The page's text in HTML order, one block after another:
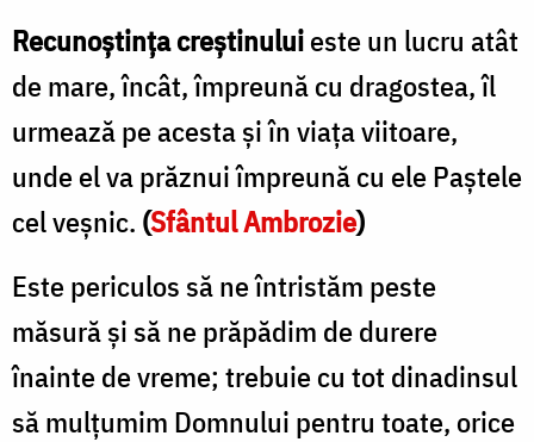
Recunoştinţa creştinuluieste un lucru atât
de mare, încât, împreună cu dragostea, îl
urmează pe acesta şi în viaţa viitoare,
unde el va prăznui împreună cu ele Paştele
cel veşnic. (Sfântul Ambrozie)
Este periculos să ne întristăm peste
măsură şi să ne prăpădim de durere
înainte de vreme; trebuie cu tot dinadinsul
să mulţumim Domnului pentru toate, orice